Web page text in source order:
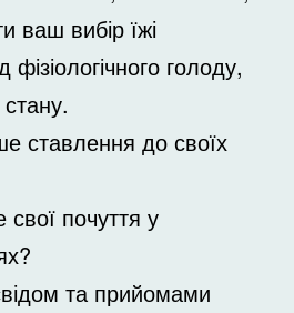
ваш вибір їжі
фізіологічного голоду,
ставлення до своїх
почуття у
та прийомами